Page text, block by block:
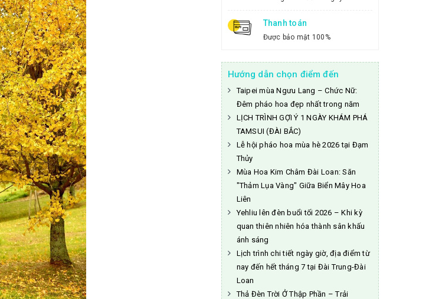
Thanh toán
Được bảo mật 100%
Hướng dẫn chọn điểm đến
Taipei mùa Ngưu Lang – Chức Nữ:
Đêm pháo hoa đẹp nhất trong năm
LỊCH TRÌNH GỢI Ý 1 NGÀY KHÁM PHÁ
TAMSUI (ĐÀI BẮC)
Lễ hội pháo hoa mùa hè 2026 tại Đạm
Thủy
Mùa Hoa Kim Châm Đài Loan: Săn
"Thảm Lụa Vàng" Giữa Biển Mây Hoa
Liên
Yehliu lên đèn buổi tối 2026 – Khi kỳ
quan thiên nhiên hóa thành sân khấu
ánh sáng
Lịch trình chi tiết ngày giờ, địa điểm từ
nay đến hết tháng 7 tại Đài Trung-Đài
Loan
Thả Đèn Trời Ở Thập Phần – Trải